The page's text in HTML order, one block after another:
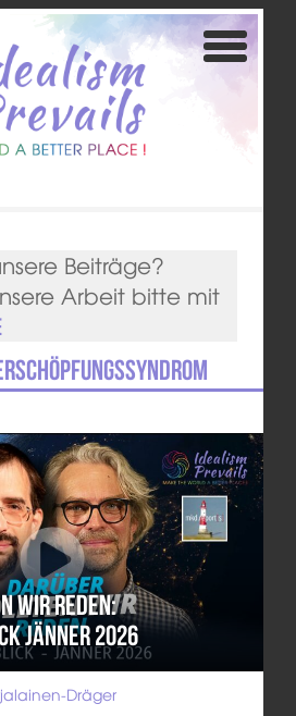
Beiträge?
Arbeit bitte mit
wir reden:
Jänner 2026
Dräger